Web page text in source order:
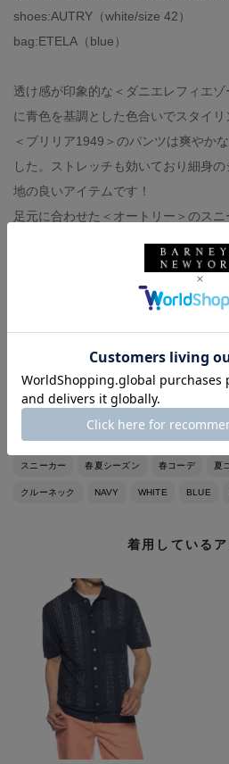
shoes:AUTRY（white/size 42）
bag:ETELA（blue）
透け感が印象的な＜ダニエレフィエ
に青色を基調とした色合いでスタイリ
＜ブリリア1949＞のパンツは爽やか
した。ストレッチも効いており細身
地の良いアイテムです！
足元に合わせた＜オートリー＞のス
りながらもオフホワイトのような色
溶け込みやすい万能アイテム◎
BARNEYS NEW YORK
ETELA
スニーカー 春夏シーズン 春コーデ 夏
クルーネック NAVY WHITE BLUE
着用している